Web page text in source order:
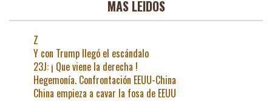
MAS LEIDOS
Z
Y con Trump llegó el escándalo
23J: ¡ Que viene la derecha !
Hegemonía. Confrontación EEUU-China
China empieza a cavar la fosa de EEUU